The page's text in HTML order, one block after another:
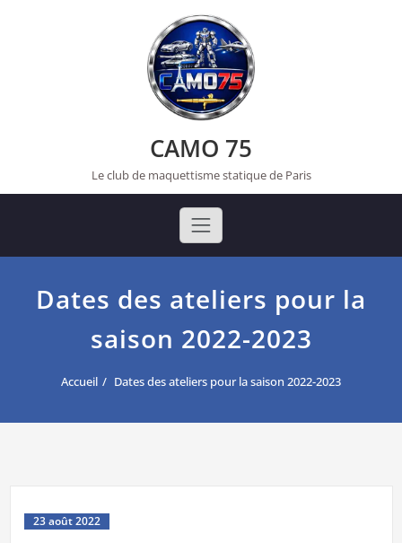
CAMO 75
Le club de maquettisme statique de Paris
Dates des ateliers pour la
saison 2022-2023
Accueil Dates des ateliers pour la saison 2022-2023
23 août 2022